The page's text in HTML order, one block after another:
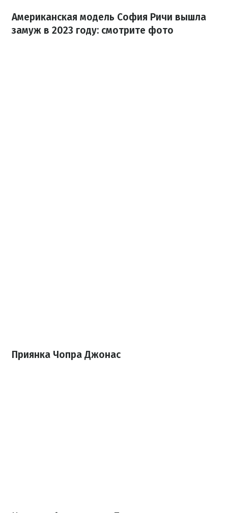
Американская модель София Ричи вышла
замуж в 2023 году: смотрите фото
Приянка Чопра Джонас